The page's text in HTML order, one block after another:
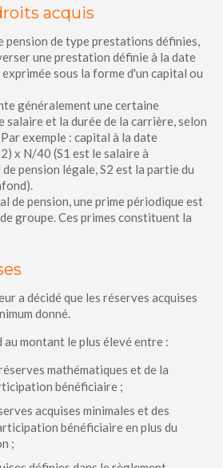
acquis
pension de type prestations définies,
une prestation définie à la date
sous la forme d'un capital ou
généralement une certaine
et la durée de la carrière, selon
exemple : capital à la date
x N/40 (S1 est le salaire à
pension légale, S2 est la partie du
de pension, une prime périodique est
groupe. Ces primes constituent la
a décidé que les réserves acquises
donné.
au montant le plus élevé entre :
mathématiques et de la
bénéficiaire ;
acquises minimales et des
bénéficiaire en plus du
;